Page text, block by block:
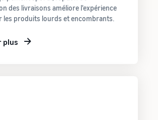
des livraisons améliore l'expérience
les produits lourds et encombrants.
plus